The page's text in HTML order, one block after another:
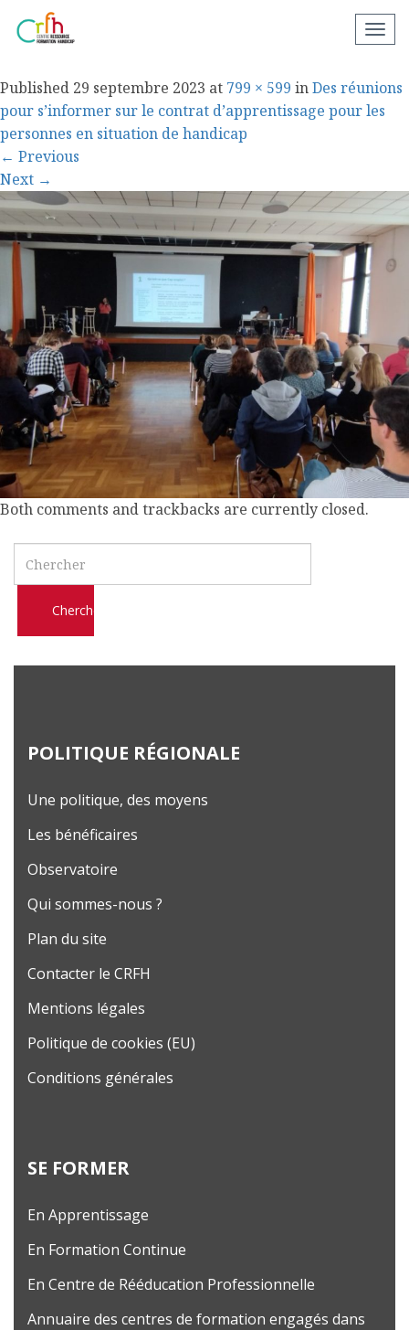
N
v
i
o
n
r
e
i
l
m
o
Image3
Published 29 septembre 2023 at 799 × 599 inDes réunions
pour s’informer sur le contrat d’apprentissage pour les
personnes en situation de handicap
← Previous
Next →
Both comments and trackbacks are currently closed.
POLITIQUE RÉGIONALE
Une politique, des moyens
Les bénéficaires
Observatoire
Qui sommes-nous ?
Plan du site
Contacter le CRFH
Mentions légales
Politique de cookies (EU)
Conditions générales
SE FORMER
En Apprentissage
En Formation Continue
En Centre de Rééducation Professionnelle
Annuaire des centres de formation engagés dans